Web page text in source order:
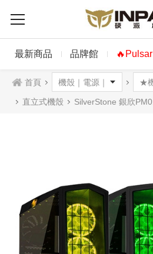
最新商品 品牌館
首頁
直立式機殼 SilverStone 銀欣PM01 RGB機殼 透側 黑色 白色 消光